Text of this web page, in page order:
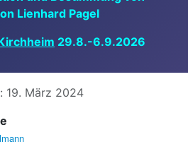
Lienhard Pagel
29.8.-6.9.2026
19. März 2024